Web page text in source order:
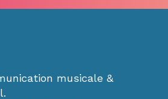
musicale &